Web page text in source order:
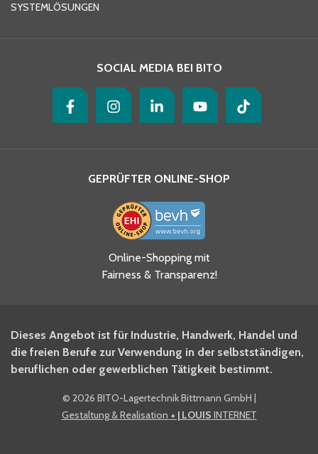
Ja, ich habe die
Datenschutzhinweise gelesen
und akzeptiere diese.
BITO Newsletter Fachwissen
Intralogistiker anmelden.
Ja, ich möchte mich für den
BITO Shop-Newsletter
SYSTEMLÖSUNGEN
SOCIAL MEDIA BEI BITO
GEPRÜFTER ONLINE-SHOP
Online-Shopping mit
Fairness & Transparenz!
Dieses Angebot ist für Industrie, Handwerk, Handel und
die freien Berufe zur Verwendung in der selbstständigen,
beruflichen oder gewerblichen Tätigkeit bestimmt.
© 2026 BITO-Lagertechnik Bittmann GmbH |
Gestaltung & Realisation + | LOUIS INTERNET